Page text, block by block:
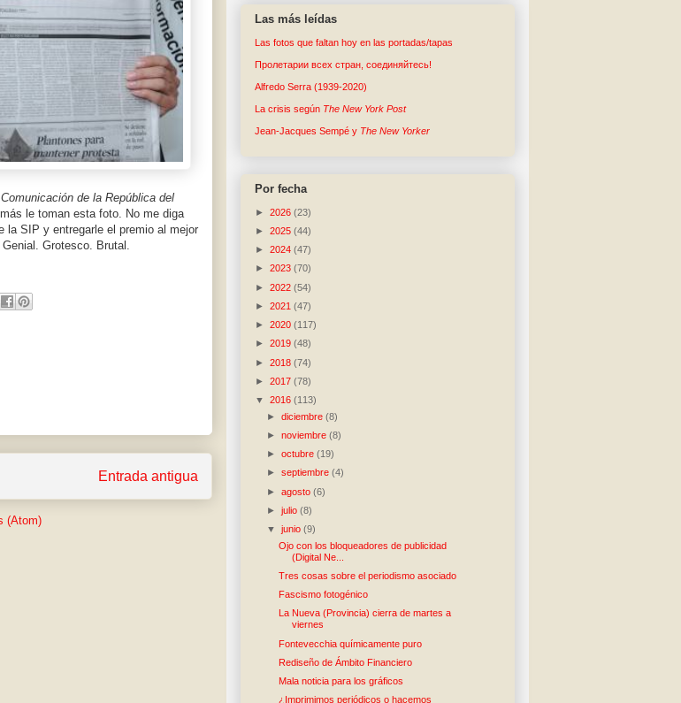
de la República del
le toman esta foto. No me diga
la SIP y entregarle el premio al mejor
Grotesco. Brutal.
Entrada antigua
(Atom)
Las más leídas
Las fotos que faltan hoy en las portadas/tapas
Пролетарии всех стран, соединяйтесь!
Alfredo Serra (1939-2020)
La crisis según The New York Post
Jean-Jacques Sempé y The New Yorker
Por fecha
► 2026 (23)
► 2025 (44)
► 2024 (47)
► 2023 (70)
► 2022 (54)
► 2021 (47)
► 2020 (117)
► 2019 (48)
► 2018 (74)
► 2017 (78)
▼ 2016 (113)
►diciembre(8)
►noviembre(8)
►octubre(19)
►septiembre(4)
►agosto(6)
►julio(8)
▼junio(9)
Ojo con los bloqueadores de publicidad
(Digital Ne...
Tres cosas sobre el periodismo asociado
Fascismo fotogénico
La Nueva (Provincia) cierra de martes a
viernes
Fontevecchia químicamente puro
Rediseño de Ámbito Financiero
Mala noticia para los gráficos
¿Imprimimos periódicos o hacemos